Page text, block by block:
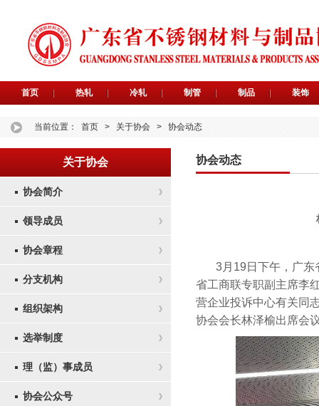
首页 热轧 冷轧 制管 制品 装饰
当前位置： 首页 > 关于协会 > 协会动态
关于协会
协会简介
领导成员
协会章程
分支机构
组织架构
选举制度
理（监）事成员
协会公众号
协会动态
3月19日下午，广东
省工商联专职副主席李
营企业投诉中心有关同
协会会长林泽榆出席会